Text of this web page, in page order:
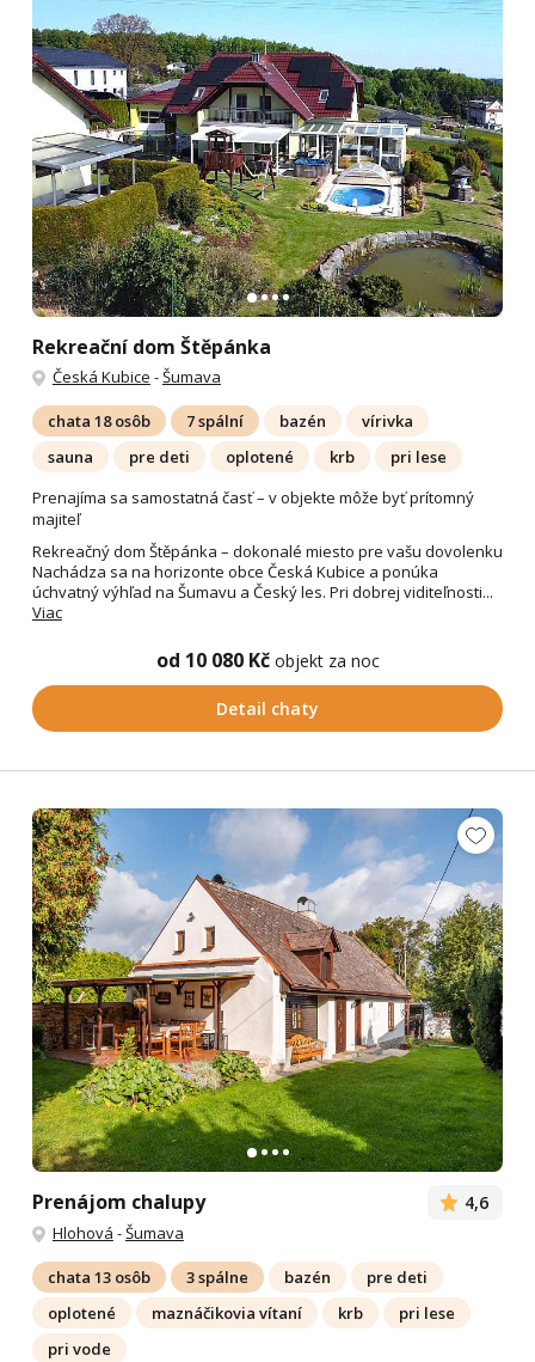
Rekreační dom Štěpánka
Česká Kubice -Šumava
chata 18 osôb 7 spální bazén
vírivka
sauna
pre deti oplotené krb
pri lese
Prenajíma sa samostatná časť – v objekte môže byť prítomný
majiteľ
Rekreačný dom Štěpánka – dokonalé miesto pre vašu dovolenku
Nachádza sa na horizonte obce Česká Kubice a ponúka
úchvatný výhľad na Šumavu a Český les. Pri dobrej viditeľnosti...
Viac
od 10 080 Kč objekt za noc
Detail chaty
Prenájom chalupy 4,6
Hlohová -Šumava
chata 13 osôb 3 spálne bazén
pre deti
oplotené
maznáčikovia vítaní krb
pri lese
pri vode